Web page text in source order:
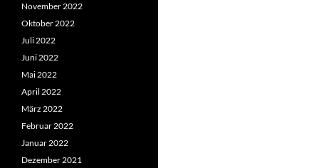
November 2022
Oktober 2022
Juli 2022
Juni 2022
Mai 2022
April 2022
März 2022
Februar 2022
Januar 2022
Dezember 2021